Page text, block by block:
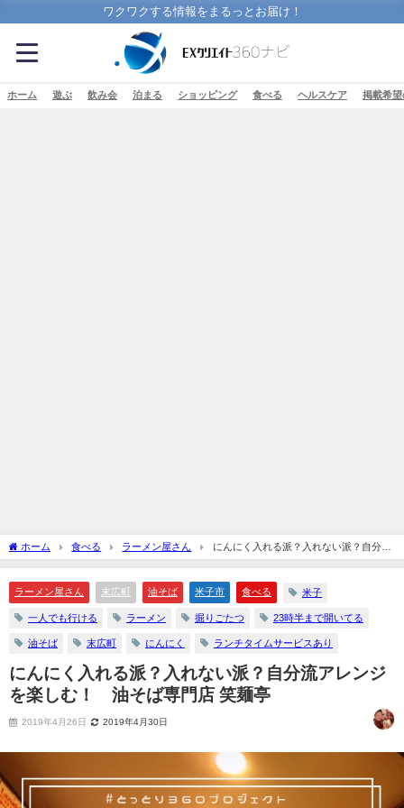
ワクワクする情報をまるっとお届け！
ホーム 遊ぶ 飲み会 泊まる ショッピング 食べる ヘルスケア 掲載希
ホーム 食べる ラーメン屋さん
にんにく入れる派？入れない派？自分流
アレンジを楽しむ！ 油そば専門店 笑麺亭
ラーメン屋さん 末広町 油そば 米子市 食べる 米子
一人でも行ける ラーメン 掘りごたつ 23時半まで開いてる
油そば 末広町 にんにく ランチタイムサービスあり
にんにく入れる派？入れない派？自分流アレンジ
を楽しむ！ 油そば専門店 笑麺亭
2019年4月26日 2019年4月30日